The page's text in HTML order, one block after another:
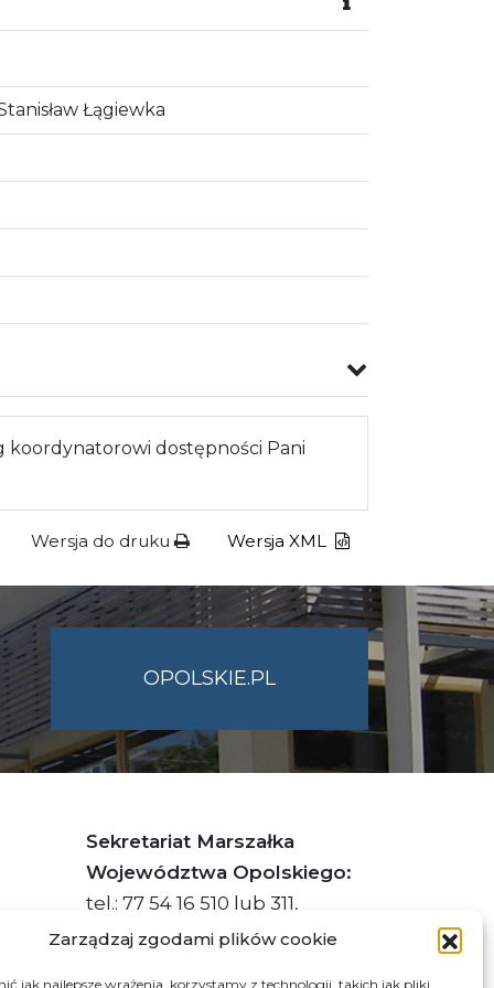
Zarządzaj zgodami plików cookie
jak najlepsze wrażenia, korzystamy z technologii, takich jak pliki
Łągiewka
dostępności Pani
Wersja do druku Wersja XML
OPOLSKIE.PL
Sekretariat Marszałka
Województwa Opolskiego:
tel.: 77 54 16 510 lub 311,
faks: 77 54 16 512